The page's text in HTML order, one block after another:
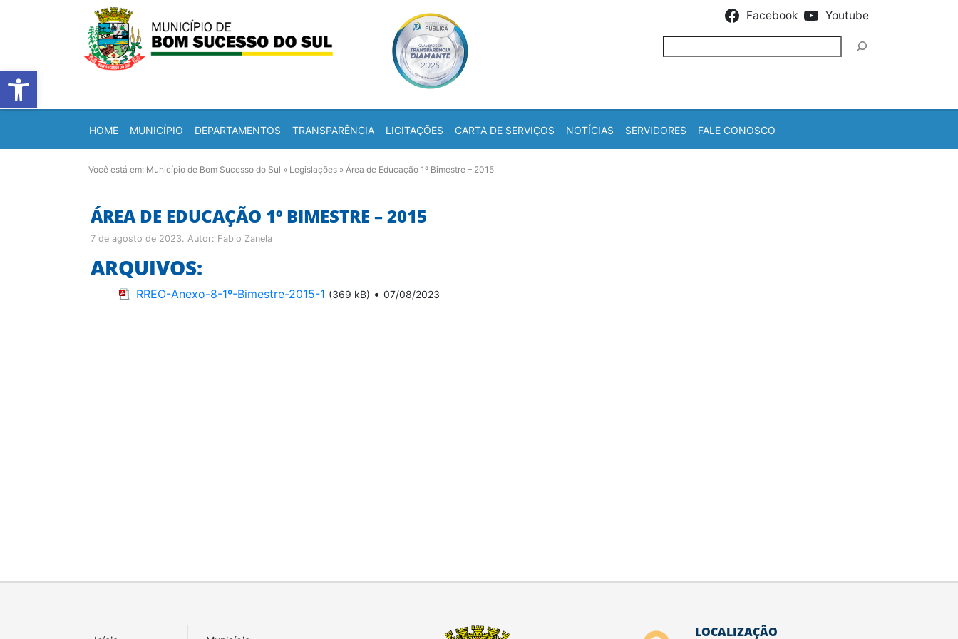
Barra de Ferramentas Aberta
Facebook Youtube
HOME MUNICÍPIO DEPARTAMENTOS TRANSPARÊNCIA LICITAÇÕES CARTA DE SERVIÇOS NOTÍCIAS SERVIDORES FALE CONOSCO
Você está em: Município de Bom Sucesso do Sul » Legislações » Área de Educação 1º Bimestre – 2015
ÁREA DE EDUCAÇÃO 1º BIMESTRE – 2015
7 de agosto de 2023. Autor: Fabio Zanela
ARQUIVOS:
RREO-Anexo-8-1º-Bimestre-2015-1 (369 kB) • 07/08/2023
LOCALIZAÇÃO